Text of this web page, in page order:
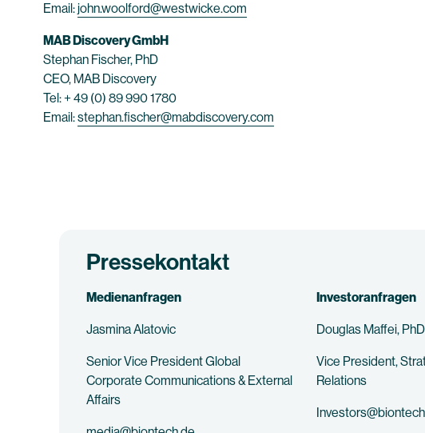
Email:john.woolford@westwicke.com
MAB Discovery GmbH
Stephan Fischer, PhD
CEO, MAB Discovery
Tel: + 49 (0) 89 990 1780
Email:stephan.fischer@mabdiscovery.com
Pressekontakt
Medienanfragen
Jasmina Alatovic
Senior Vice President Global
Corporate Communications & External
Affairs
Investoranfragen
Douglas Maffei, PhD
Vice President,
Relations